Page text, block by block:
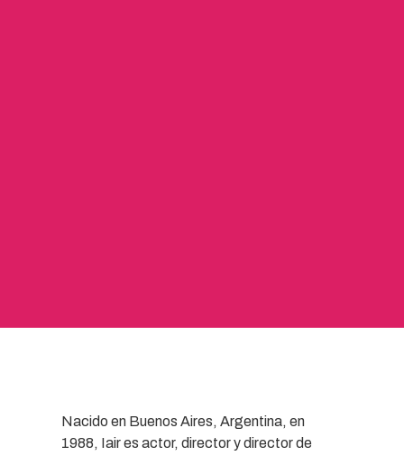
Nacido en Buenos Aires, Argentina, en
1988, Iair es actor, director y director de